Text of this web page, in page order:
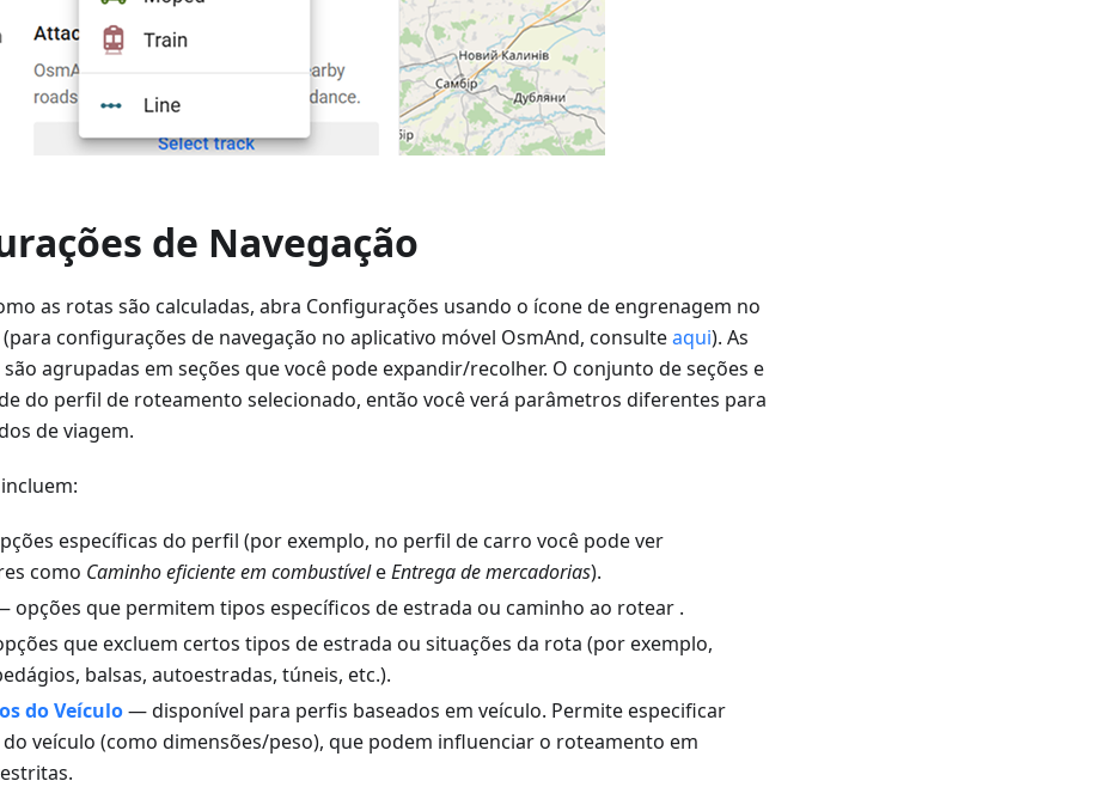
de Navegação
as rotas são calculadas, abra Configurações usando o ícone de engrenagem no
configurações de navegação no aplicativo móvel OsmAnd, consulteaqui). As
agrupadas em seções que você pode expandir/recolher. O conjunto de seções e
do perfil de roteamento selecionado, então você verá parâmetros diferentes para
de viagem.
específicas do perfil (por exemplo, no perfil de carro você pode ver
como Caminho eficiente em combustíveleEntrega de mercadorias).
opções que permitem tipos específicos de estrada ou caminho ao rotear .
que excluem certos tipos de estrada ou situações da rota (por exemplo,
balsas, autoestradas, túneis, etc.).
do Veículo— disponível para perfis baseados em veículo. Permite especificar
veículo (como dimensões/peso), que podem influenciar o roteamento em